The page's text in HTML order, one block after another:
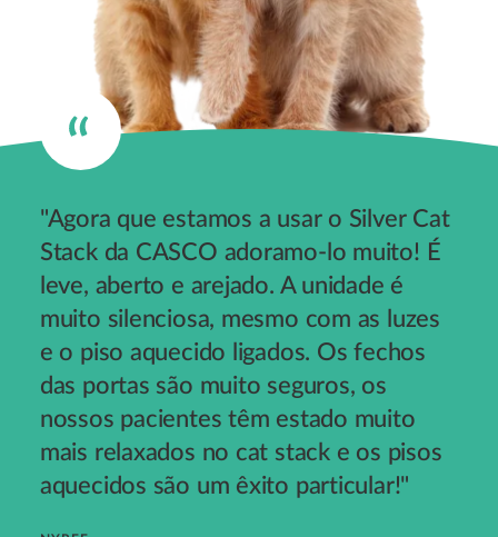
"Agora que estamos a usar o Silver Cat
Stack da CASCO adoramo-lo muito! É
leve, aberto e arejado. A unidade é
muito silenciosa, mesmo com as luzes
e o piso aquecido ligados. Os fechos
das portas são muito seguros, os
nossos pacientes têm estado muito
mais relaxados no cat stack e os pisos
aquecidos são um êxito particular!"